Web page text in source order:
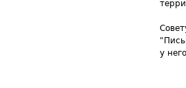
у